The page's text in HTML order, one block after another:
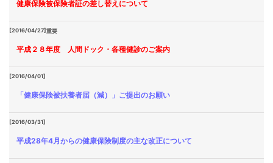
健康保険被保険者証の差し替えについて
[2016/04/27]重要
平成２８年度 人間ドック・各種健診のご案内
[2016/04/01]
「健康保険被扶養者届（減）」ご提出のお願い
[2016/03/31]
平成28年4月からの健康保険制度の主な改正について